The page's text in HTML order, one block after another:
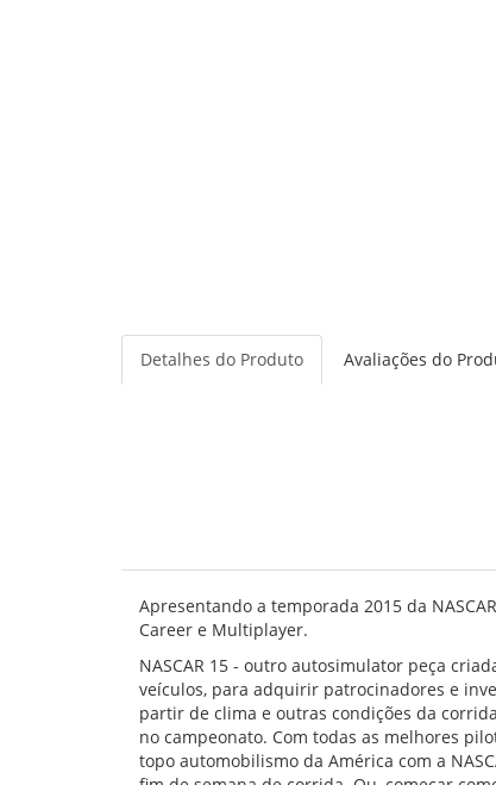
Detalhes do Produto Avaliações do
Apresentando a temporada 2015 da
Career e Multiplayer.
NASCAR 15 - outro autosimulator peça
veículos, para adquirir patrocinadores e
partir de clima e outras condições da
no campeonato. Com todas as melhores
topo automobilismo da América com a